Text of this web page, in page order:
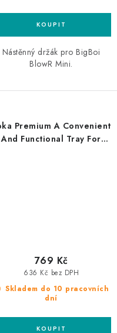
Nástěnný držák pro BigBoi
BlowR Mini.
Premium A Convenient
And Functional Tray For
Skladem do 10 pracovních
dní
636 Kč bez DPH
769 Kč